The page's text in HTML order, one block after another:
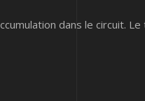
dans le circuit.